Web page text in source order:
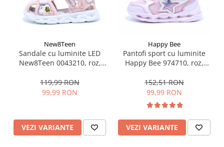
New8Teen
Sandale cu luminite LED
New8Teen 0043210, roz,
119,99 RON
99,99 RON
VEZI VARIANTE
Happy Bee
Pantofi sport cu luminite
Happy Bee 974710, roz,
152,51 RON
99,99 RON
VEZI VARIANTE